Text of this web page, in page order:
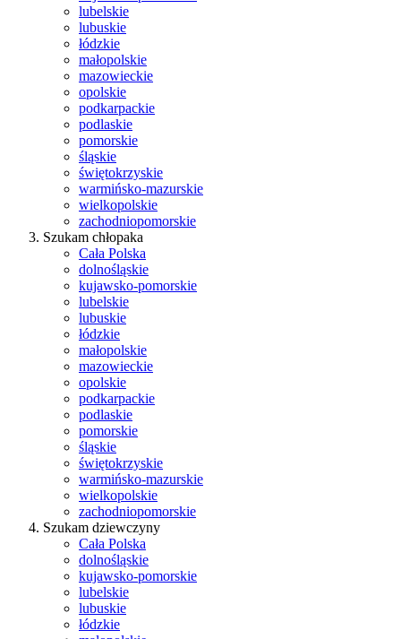
lubelskie
lubuskie
łódzkie
małopolskie
mazowieckie
opolskie
podkarpackie
podlaskie
pomorskie
śląskie
świętokrzyskie
warmińsko-mazurskie
wielkopolskie
zachodniopomorskie
Szukam chłopaka
Cała Polska
dolnośląskie
kujawsko-pomorskie
lubelskie
lubuskie
łódzkie
małopolskie
mazowieckie
opolskie
podkarpackie
podlaskie
pomorskie
śląskie
świętokrzyskie
warmińsko-mazurskie
wielkopolskie
zachodniopomorskie
Szukam dziewczyny
Cała Polska
dolnośląskie
kujawsko-pomorskie
lubelskie
lubuskie
łódzkie